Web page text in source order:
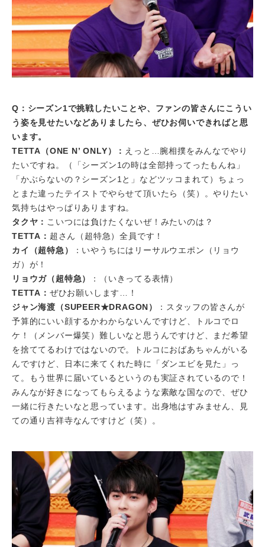
Q：シーズン1で挑戦したいことや、ファンの皆さんにこうい
う姿を見せたいなどありましたら、ぜひお伺いできればと思
います。
TETTA（ONE N’ ONLY）： えっと…腕相撲をみんなでやり
たいですね。（「シーズン1の時は全部持ってったもんね」
「かぶらないの？シーズン1と」などツッコまれて）ちょっ
とまた違ったテイストでやらせて頂いたら（笑）。やりたい
気持ちはやっぱりありますね。
タクヤ： こいつには負けたくないぜ！みたいのは？
TETTA： 超さん（超特急）全員です！
カイ（超特急）
：いやうちにはリーサルウエポン（リョウ
ガ）が！
リョウガ（超特急）
：（いきってる表情）
TETTA： ぜひお願いします…！
ジャン海渡（SUPEER★DRAGON）
：スタッフの皆さんが
予算的にいい顔するかわからないんですけど、トルコでロ
ケ！（メンバー爆笑）難しいなと思うんですけど、まだ希望
を捨ててるわけではないので。トルコにおばあちゃんがいる
んですけど、日本に来てくれた時に「ダンエビを見た」っ
て。もう世界に届いているというのも実証されているので！
みんなが好きになってもらえるような素敵な国なので、ぜひ
一緒に行きたいなと思っています。出身地はすみません、見
ての通り吉祥寺なんですけど（笑）。